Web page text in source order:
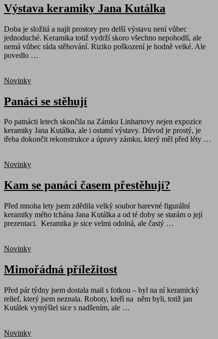
Výstava keramiky Jana Kutálka
Doba je složitá a najít prostory pro delší výstavu není vůbec
jednoduché. Keramika totiž vydrží skoro všechno nepohodlí, ale
nemá vůbec ráda stěhování. Riziko poškození je hodně velké. Ale
povedlo …
Novinky
Panáci se stěhují
Po patnácti letech skončila na Zámku Linhartovy nejen expozice
keramiky Jana Kutálka, ale i ostatní výstavy. Důvod je prostý, je
třeba dokončit rekonstrukce a úpravy zámku, který měl před léty …
Novinky
Kam se panáci časem přestěhují?
Před mnoha lety jsem zdědila velký soubor barevné figurální
keramiky mého tchána Jana Kutálka a od té doby se starám o její
prezentaci. Keramika je sice velmi odolná, ale častý …
Novinky
Mimořádná příležitost
Před pár týdny jsem dostala mail s fotkou – byl na ní keramický
relief, který jsem neznala. Roboty, kteří na něm byli, totiž jan
Kutálek vymýšlel sice s nadšením, ale …
Novinky